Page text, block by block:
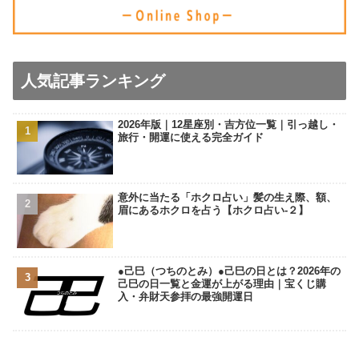
人気記事ランキング
2026年版｜12星座別・吉方位一覧｜引っ越し・
旅行・開運に使える完全ガイド
意外に当たる「ホクロ占い」髪の生え際、額、
眉にあるホクロを占う【ホクロ占い‐２】
●己巳（つちのとみ）●己巳の日とは？2026年の
己巳の日一覧と金運が上がる理由｜宝くじ購
入・弁財天参拝の最強開運日